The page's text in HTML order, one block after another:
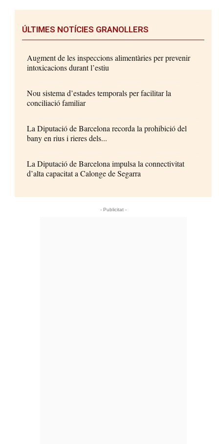
ÚLTIMES NOTÍCIES GRANOLLERS
Augment de les inspeccions alimentàries per prevenir
intoxicacions durant l’estiu
Nou sistema d’estades temporals per facilitar la
conciliació familiar
La Diputació de Barcelona recorda la prohibició del
bany en rius i rieres dels...
La Diputació de Barcelona impulsa la connectivitat
d’alta capacitat a Calonge de Segarra
- Publicitat -